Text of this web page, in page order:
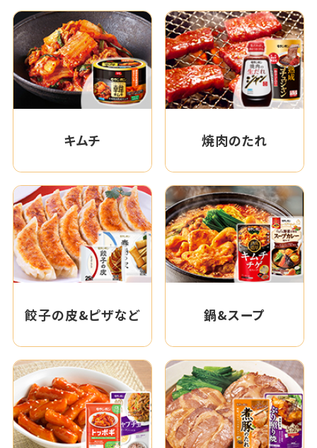
キムチ 焼肉のたれ
餃子の皮&ピザなど 鍋&スープ